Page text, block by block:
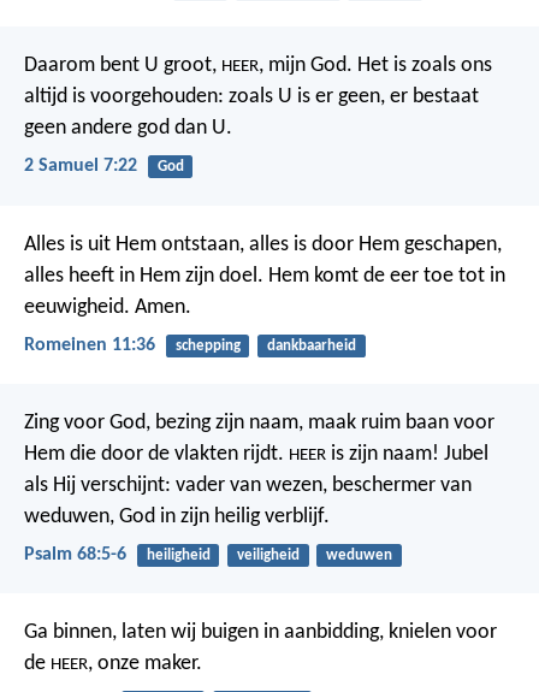
Daarom bent U groot, HEER, mijn God. Het is zoals ons
altijd is voorgehouden: zoals U is er geen, er bestaat
geen andere god dan U.
2 Samuel 7:22 God
Alles is uit Hem ontstaan, alles is door Hem geschapen,
alles heeft in Hem zijn doel. Hem komt de eer toe tot in
eeuwigheid. Amen.
Romeinen 11:36 schepping dankbaarheid
Zing voor God, bezing zijn naam, maak ruim baan voor
Hem die door de vlakten rijdt. HEER is zijn naam! Jubel
als Hij verschijnt: vader van wezen, beschermer van
weduwen, God in zijn heilig verblijf.
Psalm 68:5-6 heiligheid veiligheid weduwen
Ga binnen, laten wij buigen in aanbidding, knielen voor
de HEER, onze maker.